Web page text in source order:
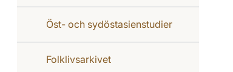
Öst- och sydöstasienstudier
Folklivsarkivet